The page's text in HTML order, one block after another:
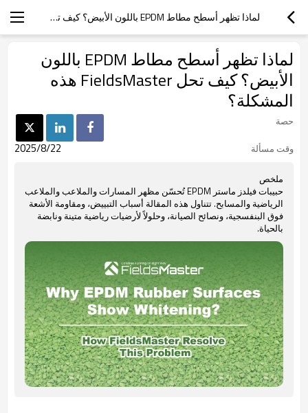
لماذا تظهر أسطح مطاط EPDM باللون الأبيض؟ كيف تحل FIELDSMASTER هذه المشكلة؟
لماذا تظهر أسطح مطاط EPDM باللون
الأبيض؟ كيف تحل FieldsMaster هذه
المشكلة؟
حصة
وقت مسألة
2025/8/22
ملخص
حبيبات فيلدز ماستر EPDM تُحسّن مظهر المسارات والملاعب والملاعب
الرياضية والمسابح. تتناول هذه المقالة أسباب التبييض، ومقاومة الأشعة
فوق البنفسجية، ونصائح الصيانة، وحلولاً لأرضيات رياضية متينة ونابضة
بالحياة.